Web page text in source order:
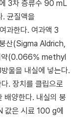
3차 증류수 90 mL
균질액을
과한다. 여과액 3
산(Sigma Aldrich,
약(0.066% methyl
을 내실에 넣는다.
. 장치를 클립으로
배양한다. 내실의 붕
값은 시료 100 g에